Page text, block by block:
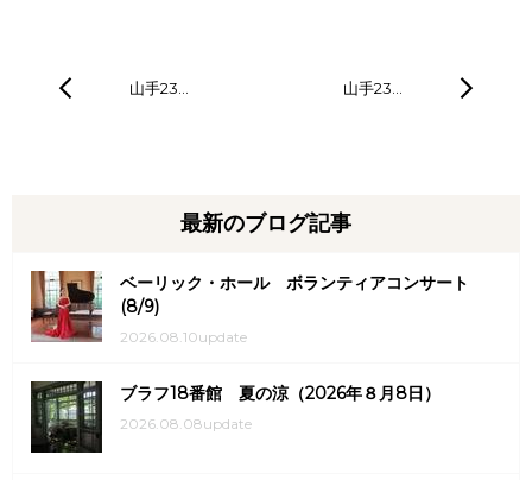
山手23… 山手23…
最新のブログ記事
ベーリック・ホール ボランティアコンサート
(8/9)
2026.08.10update
ブラフ18番館 夏の涼（2026年８月8日）
2026.08.08update